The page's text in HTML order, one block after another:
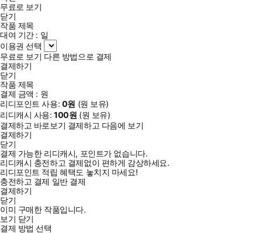
무료로 보기
닫기
작품 제목
대여 기간 : 일
이용권 선택
무료로 보기 다른 방법으로 결제
결제하기
닫기
작품 제목
결제 금액 : 원
리디포인트 사용: 0원 (원 보유)
리디캐시 사용:100원 (원 보유)
결제하고 바로보기 결제하고 다음에 보기
결제하기
닫기
결제 가능한 리디캐시, 포인트가 없습니다.
리디캐시 충전하고 결제없이 편하게 감상하세요.
리디포인트 적립 혜택도 놓치지 마세요!
충전하고 결제 일반 결제
결제하기
닫기
이미 구매한 작품입니다.
보기 닫기
결제 방법 선택